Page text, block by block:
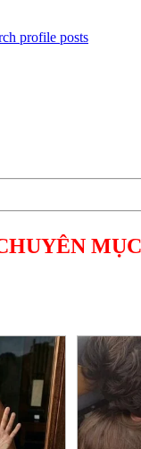
profile posts